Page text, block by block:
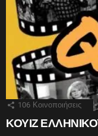
106 Κοινοποιήσεις
ΚΟΥΙΖ